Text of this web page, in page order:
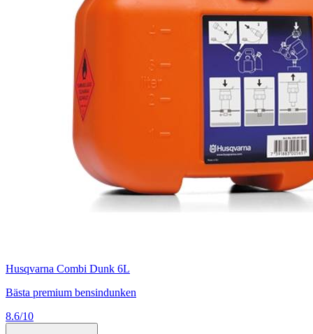
Husqvarna Combi Dunk 6L
Bästa premium bensindunken
8.6/10